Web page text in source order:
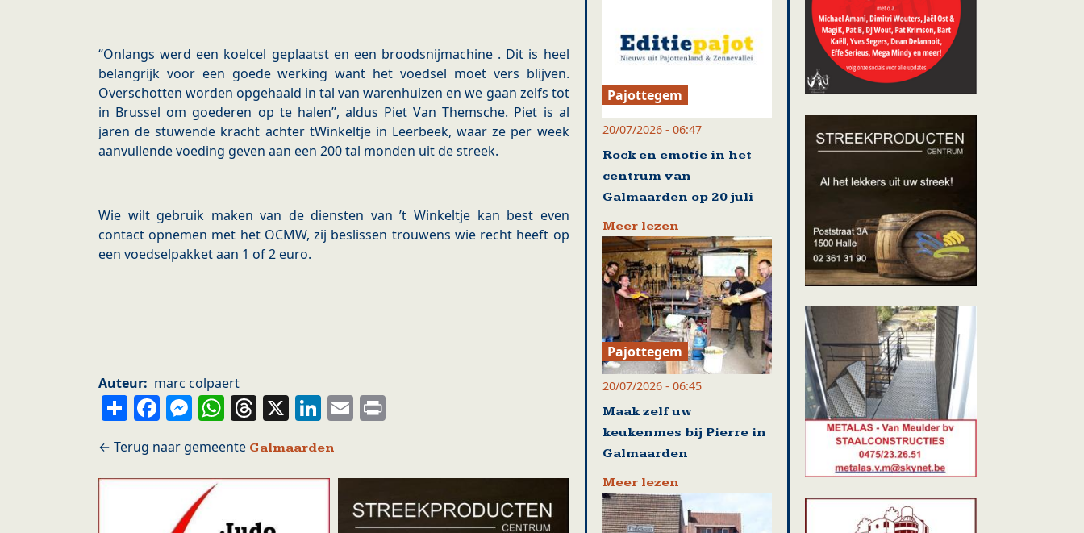
“Onlangs werd een koelcel geplaatst en een broodsnijmachine . Dit is heel
belangrijk voor een goede werking want het voedsel moet vers blijven.
Overschotten worden opgehaald in tal van warenhuizen en we gaan zelfs tot
in Brussel om goederen op te halen”, aldus Piet Van Themsche. Piet is al
jaren de stuwende kracht achter tWinkeltje in Leerbeek, waar ze per week
aanvullende voeding geven aan een 200 tal monden uit de streek.
Wie wilt gebruik maken van de diensten van ’t Winkeltje kan best even
contact opnemen met het OCMW, zij beslissen trouwens wie recht heeft op
een voedselpakket aan 1 of 2 euro.
Auteur marc colpaert
ShareFacebook
Messenger
WhatsApp
Threads
X LinkedIn
Email
Galmaarden
Pajottegem
20/07/2026 - 06:47
Rock en emotie in het
centrum van
Galmaarden op 20 juli
Meer lezen
Pajottegem
20/07/2026 - 06:45
Maak zelf uw
keukenmes bij Pierre in
Galmaarden
Meer lezen